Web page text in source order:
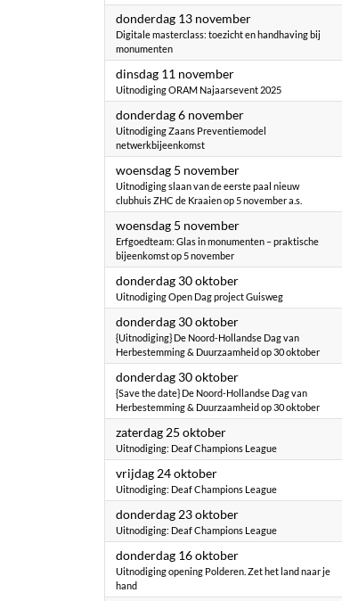
donderdag 13 november2025
Digitale masterclass: toezicht en handhaving bij
monumenten
dinsdag 11 november2025
Uitnodiging ORAM Najaarsevent 2025
donderdag 6 november2025
Uitnodiging Zaans Preventiemodel
netwerkbijeenkomst
woensdag 5 november2025
Uitnodiging slaan van de eerste paal nieuw
clubhuis ZHC de Kraaien op 5 november a.s.
woensdag 5 november2025
Erfgoedteam: Glas in monumenten – praktische
bijeenkomst op 5 november
donderdag 30 oktober2025
Uitnodiging Open Dag project Guisweg
donderdag 30 oktober2025
{Uitnodiging} De Noord-Hollandse Dag van
Herbestemming & Duurzaamheid op 30 oktober
donderdag 30 oktober2025
{Save the date} De Noord-Hollandse Dag van
Herbestemming & Duurzaamheid op 30 oktober
zaterdag 25 oktober2025
Uitnodiging: Deaf Champions League
vrijdag 24 oktober2025
Uitnodiging: Deaf Champions League
donderdag 23 oktober2025
Uitnodiging: Deaf Champions League
donderdag 16 oktober2025
Uitnodiging opening Polderen. Zet het land naar je
hand